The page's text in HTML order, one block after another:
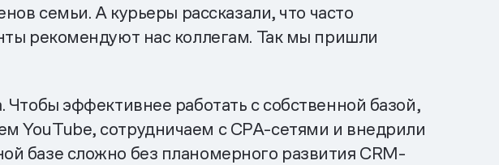
семьи. А курьеры рассказали, что часто
рекомендуют нас коллегам. Так мы пришли
эффективнее работать с собственной базой,
YouTube, сотрудничаем с CPA-сетями и внедрили
базе сложно без планомерного развития CRM-